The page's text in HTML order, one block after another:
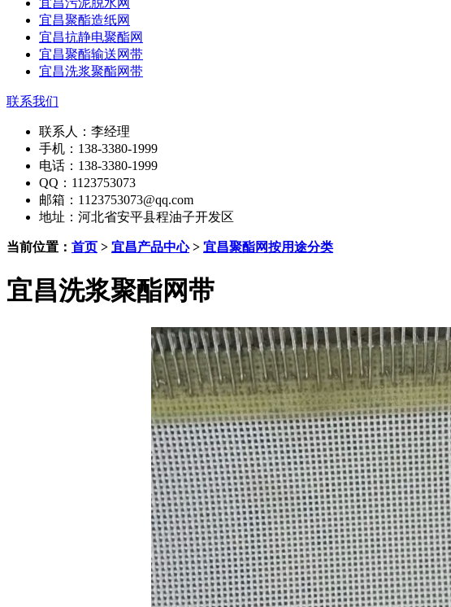
宜昌聚酯造纸网
宜昌抗静电聚酯网
宜昌聚酯输送网带
宜昌洗浆聚酯网带
联系我们
联系人：李经理
手机：138-3380-1999
电话：138-3380-1999
QQ：1123753073
邮箱：1123753073@qq.com
地址：河北省安平县程油子开发区
当前位置： 首页 > 宜昌产品中心> 宜昌聚酯网按用途分类
宜昌洗浆聚酯网带